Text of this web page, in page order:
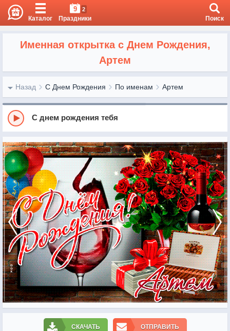
Каталог
9 2
Праздники Поиск
Именная открытка с Днем Рождения,
Артем
Назад С Днем Рождения По именам Артем
С днем рождения тебя
СКАЧАТЬ ОТПРАВИТЬ